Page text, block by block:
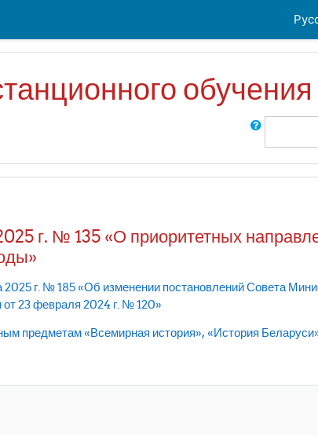
обучения
Поиск по форумам
№ 135 «О приоритетных
«Об изменении постановлений Совета
23 февраля 2024 г. № 120»
предметам «Всемирная история», «История